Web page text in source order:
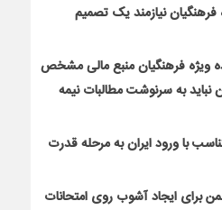
نیازمند یک تصمیم
ویژه فرهنگیان منبع مالی مشخص
نباید به سرنوشت مطالبات نیمه‌
با ورود ایران به مرحله قدرت
برای ایجاد آشوب روی امتحانات